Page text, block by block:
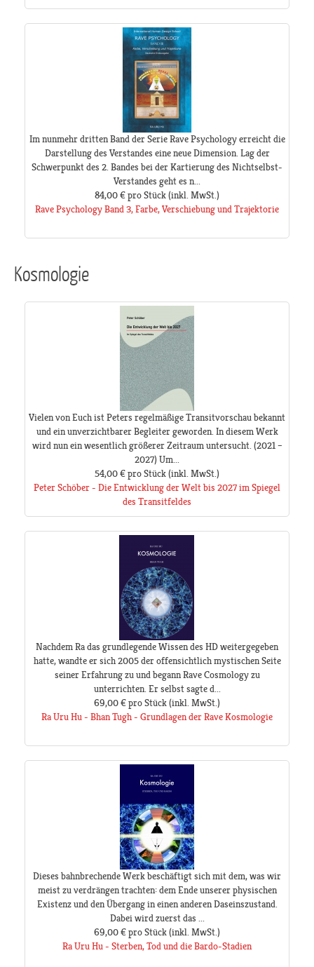
Im nunmehr dritten Band der Serie Rave Psychology erreicht die
Darstellung des Verstandes eine neue Dimension. Lag der
Schwerpunkt des 2. Bandes bei der Kartierung des Nichtselbst-
Verstandes geht es n...
84,00 €pro Stück(inkl. MwSt.)
Rave Psychology Band 3, Farbe, Verschiebung und Trajektorie
Kosmologie
Vielen von Euch ist Peters regelmäßige Transitvorschau bekannt
und ein unverzichtbarer Begleiter geworden. In diesem Werk
wird nun ein wesentlich größerer Zeitraum untersucht. (2021 –
2027) Um...
54,00 €pro Stück(inkl. MwSt.)
Peter Schöber - Die Entwicklung der Welt bis 2027 im Spiegel
des Transitfeldes
Nachdem Ra das grundlegende Wissen des HD weitergegeben
hatte, wandte er sich 2005 der offensichtlich mystischen Seite
seiner Erfahrung zu und begann Rave Cosmology zu
unterrichten. Er selbst sagte d...
69,00 €pro Stück(inkl. MwSt.)
Ra Uru Hu - Bhan Tugh - Grundlagen der Rave Kosmologie
Dieses bahnbrechende Werk beschäftigt sich mit dem, was wir
meist zu verdrängen trachten: dem Ende unserer physischen
Existenz und den Übergang in einen anderen Daseinszustand.
Dabei wird zuerst das ...
69,00 €pro Stück(inkl. MwSt.)
Ra Uru Hu - Sterben, Tod und die Bardo-Stadien